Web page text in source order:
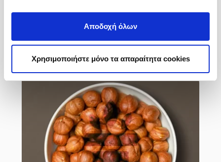
Αποδοχή όλων
Χρησιμοποιήστε μόνο τα απαραίτητα cookies
Περισσότερες Πληροφορίες